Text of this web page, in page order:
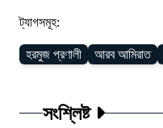
ট্যাগসমূহ:
হরমুজ প্রণালী আরব আমিরাত
সংশ্লিষ্ট